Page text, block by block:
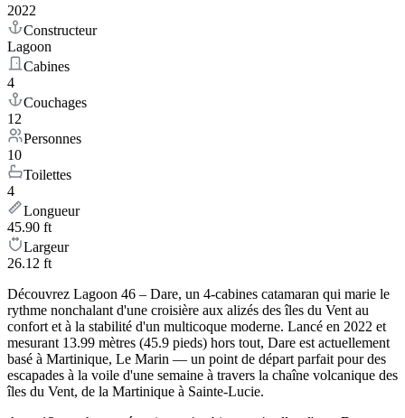
2022
Constructeur
Lagoon
Cabines
4
Couchages
12
Personnes
10
Toilettes
4
Longueur
45.90 ft
Largeur
26.12 ft
Découvrez Lagoon 46 – Dare, un 4-cabines catamaran qui marie le
rythme nonchalant d'une croisière aux alizés des îles du Vent au
confort et à la stabilité d'un multicoque moderne. Lancé en 2022 et
mesurant 13.99 mètres (45.9 pieds) hors tout, Dare est actuellement
basé à Martinique, Le Marin — un point de départ parfait pour des
escapades à la voile d'une semaine à travers la chaîne volcanique des
îles du Vent, de la Martinique à Sainte-Lucie.